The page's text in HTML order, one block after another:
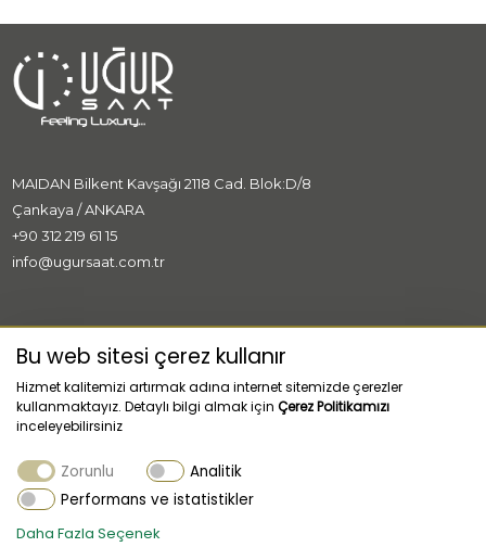
MAIDAN Bilkent Kavşağı 2118 Cad. Blok:D/8
Çankaya / ANKARA
+90 312 219 61 15
info@ugursaat.com.tr
MARKALAR
KURUMSAL
MÜŞTERİ HİZMETLERİ
Bu web sitesi çerez kullanır
Hizmet kalitemizi artırmak adına internet sitemizde çerezler
kullanmaktayız. Detaylı bilgi almak için Çerez Politikamızı
inceleyebilirsiniz
Zorunlu
Analitik
Performans ve istatistikler
Daha Fazla Seçenek